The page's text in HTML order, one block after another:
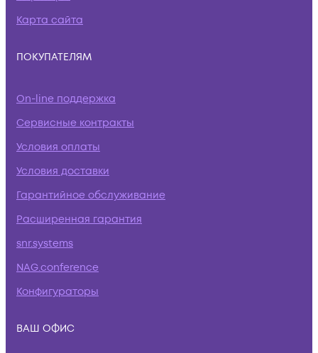
Карта сайта
ПОКУПАТЕЛЯМ
On-line поддержка
Сервисные контракты
Условия оплаты
Условия доставки
Гарантийное обслуживание
Расширенная гарантия
snr.systems
NAG.conference
Конфигураторы
ВАШ ОФИС